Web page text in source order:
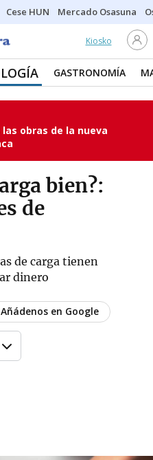
Cese HUN Mercado Osasuna
Kiosko
GASTRONOMÍA
obras de la nueva
bien?:
de
de carga tienen
dinero
Añádenos en Google